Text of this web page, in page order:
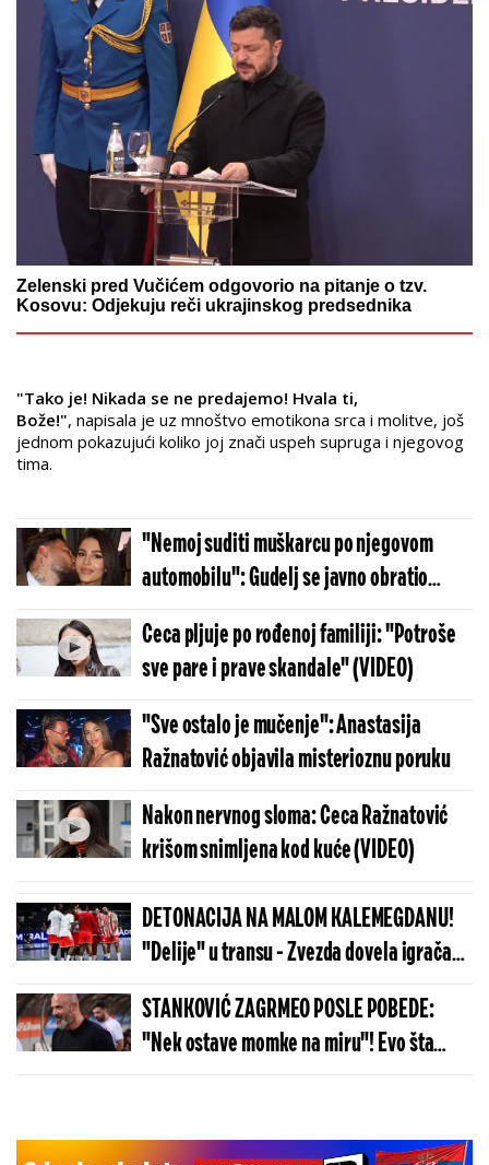
Zelenski pred Vučićem odgovorio na pitanje o tzv.
Kosovu: Odjekuju reči ukrajinskog predsednika
"Tako je! Nikada se ne predajemo! Hvala ti,
Bože!", napisala je uz mnoštvo emotikona srca i molitve, još
jednom pokazujući koliko joj znači uspeh supruga i njegovog
tima.
"Nemoj suditi muškarcu po njegovom
automobilu": Gudelj se javno obratio
Anastasiji Ražnatović
Ceca pljuje po rođenoj familiji: "Potroše
sve pare i prave skandale" (VIDEO)
"Sve ostalo je mučenje": Anastasija
Ražnatović objavila misterioznu poruku
Nakon nervnog sloma: Ceca Ražnatović
krišom snimljena kod kuće (VIDEO)
DETONACIJA NA MALOM KALEMEGDANU!
"Delije" u transu - Zvezda dovela igrača
Real Madrida!
STANKOVIĆ ZAGRMEO POSLE POBEDE:
"Nek ostave momke na miru"! Evo šta
kaže o isključenju golmana!